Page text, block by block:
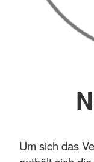
Um sich das